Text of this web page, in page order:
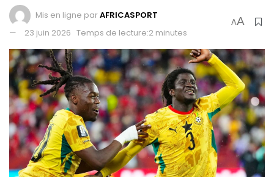
Mis en ligne parAFRICASPORT
23 juin 2026 Temps de lecture:2 minutes
AA